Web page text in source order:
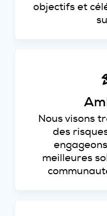
objectifs et
Nous visons
des
meilleures